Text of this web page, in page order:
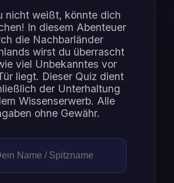
nicht weißt, könnte dich
In diesem Abenteuer
die Nachbarländer
wirst du überrascht
viel Unbekanntes vor
liegt. Dieser Quiz dient
der Unterhaltung
Wissenserwerb. Alle
ohne Gewähr.